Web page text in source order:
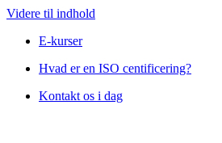
Videre til indhold
E-kurser
Hvad er en ISO centificering?
Kontakt os i dag